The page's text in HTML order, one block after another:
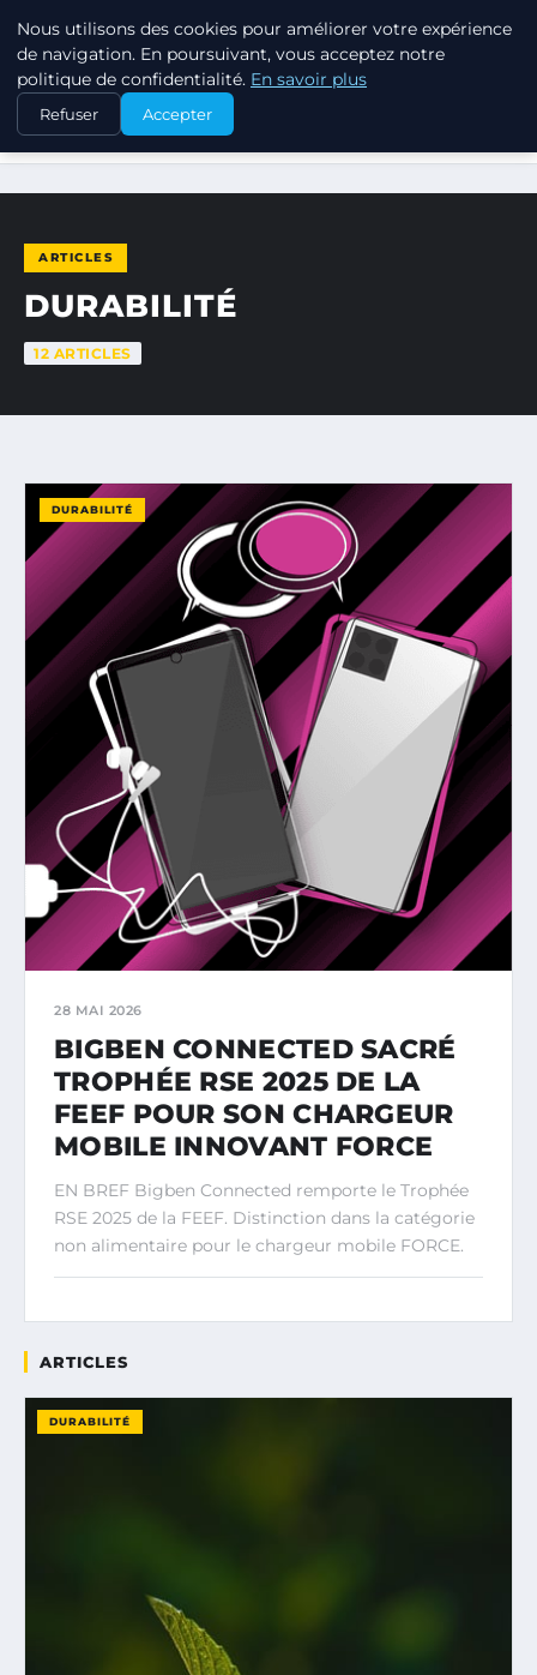
RSE ENJEUX
ACCUEIL DURABILITÉ
ARTICLES
DURABILITÉ
12 ARTICLES
DURABILITÉ
28 MAI 2026
BIGBEN CONNECTED SACRÉ
TROPHÉE RSE 2025 DE LA
FEEF POUR SON CHARGEUR
MOBILE INNOVANT FORCE
EN BREF Bigben Connected remporte le Trophée
RSE 2025 de la FEEF. Distinction dans la catégorie
non alimentaire pour le chargeur mobile FORCE.
ARTICLES
DURABILITÉ
Nous utilisons des cookies pour améliorer votre expérience
de navigation. En poursuivant, vous acceptez notre
politique de confidentialité. En savoir plus
Refuser Accepter